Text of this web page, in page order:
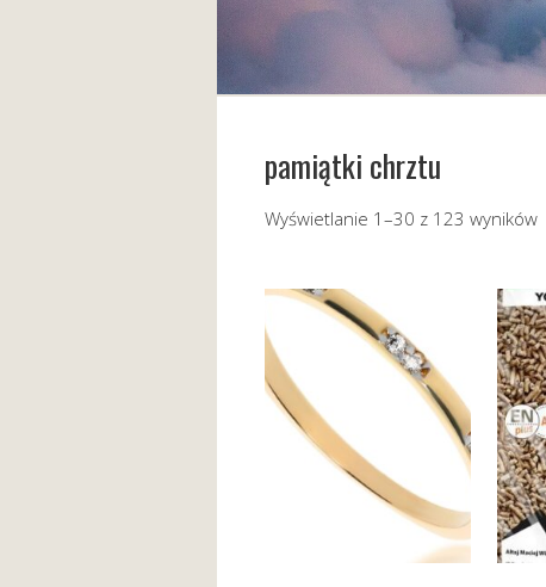
pamiątki chrztu
Wyświetlanie 1–30 z 123 wyników